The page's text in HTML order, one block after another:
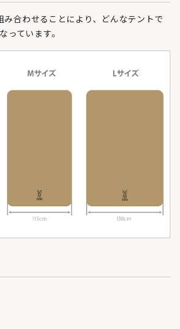
合わせることにより、どんなテントで
っています。